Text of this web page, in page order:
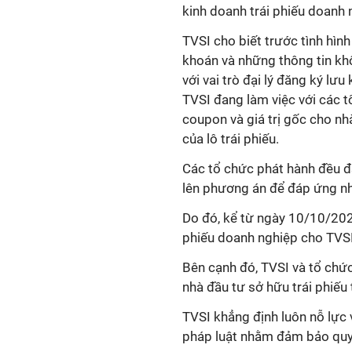
kinh doanh trái phiếu doanh
TVSI cho biết trước tình
khoán và những thông tin
với vai trò đại lý đăng ký lưu
TVSI đang làm việc với các
coupon và giá trị gốc cho
của lô trái phiếu.
Các tổ chức phát hành đều
lên phương án để đáp ứng
Do đó, kể từ ngày 10/10/
phiếu doanh nghiệp cho
Bên cạnh đó, TVSI và tổ
nhà đầu tư sở hữu trái
TVSI khẳng định luôn nỗ
pháp luật nhằm đảm bảo